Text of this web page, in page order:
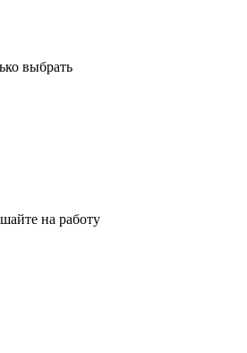
выбрать
на работу